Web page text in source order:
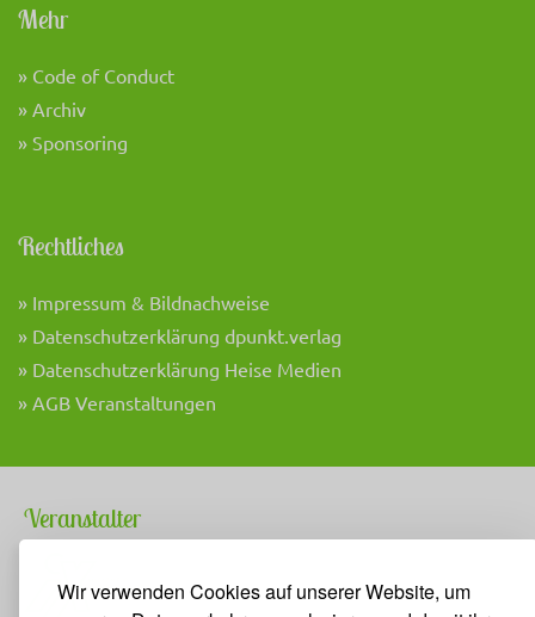
Wir verwenden Cookies auf unserer Website, um
Mehr
» Code of Conduct
» Archiv
» Sponsoring
Rechtliches
» Impressum & Bildnachweise
» Datenschutzerklärung dpunkt.verlag
» Datenschutzerklärung Heise Medien
» AGB Veranstaltungen
Veranstalter